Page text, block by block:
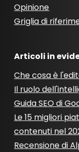
Opinione
Griglia di
Articoli in
Che cosa è
Il ruolo
Guida SEO di
Le 15 migliori
contenuti nel
Recensione di